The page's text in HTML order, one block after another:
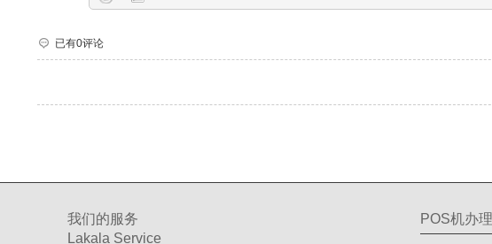
已有0评论
我们的服务
Lakala Service
POS机办